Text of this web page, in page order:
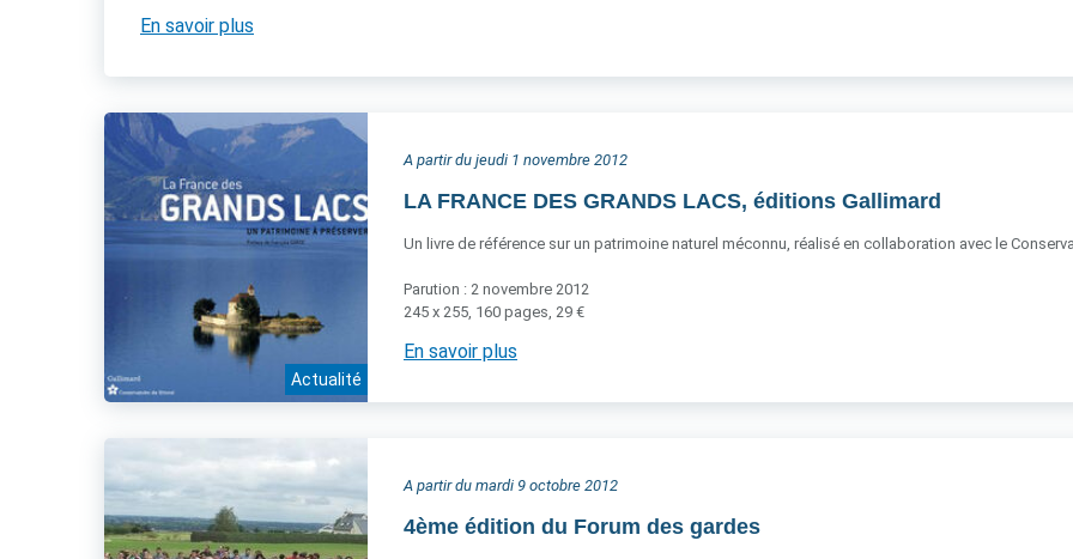
En savoir plus
Actualité
A partir du jeudi 1 novembre 2012
LA FRANCE DES GRANDS LACS, éditions Gallimard
Un livre de référence sur un patrimoine naturel méconnu, réalisé en collaboration avec le
Parution : 2 novembre 2012
245 x 255, 160 pages, 29 €
En savoir plus
A partir du mardi 9 octobre 2012
4ème édition du Forum des gardes